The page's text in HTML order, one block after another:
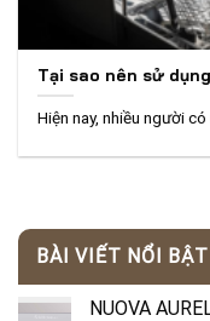
Tại sao nên sử
Hiện nay, nhiều người
BÀI VIẾT NỔI BẬT
NUOVA